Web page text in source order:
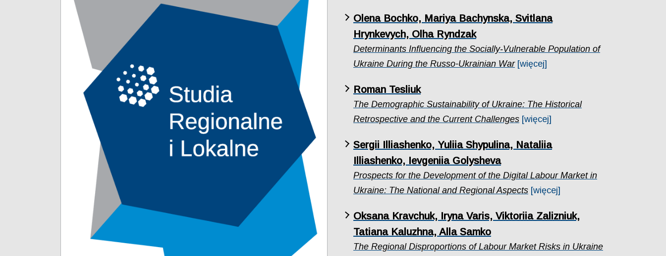
Olena Bochko, Mariya Bachynska, Svitlana
Hrynkevych, Olha Ryndzak
Determinants Influencing the Socially‑Vulnerable Population of
Ukraine During the Russo-Ukrainian War [więcej]
Roman Tesliuk
The Demographic Sustainability of Ukraine: The Historical
Retrospective and the Current Challenges [więcej]
Sergii Illiashenko, Yuliia Shypulina, Nataliia
Illiashenko, Ievgeniia Golysheva
Prospects for the Development of the Digital Labour Market in
Ukraine: The National and Regional Aspects [więcej]
Oksana Kravchuk, Iryna Varis, Viktoriia Zalizniuk,
Tatiana Kaluzhna, Alla Samko
The Regional Disproportions of Labour Market Risks in Ukraine